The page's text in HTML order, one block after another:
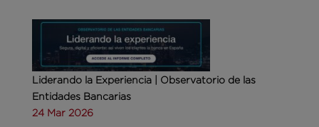
Liderando la Experiencia | Observatorio de las
Entidades Bancarias
24 Mar 2026